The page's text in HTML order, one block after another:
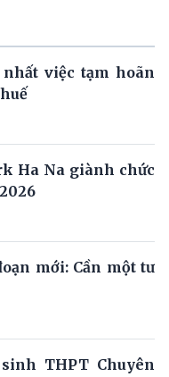
việc tạm hoãn
Ha Na giành chức
mới: Cần một tư
THPT Chuyên